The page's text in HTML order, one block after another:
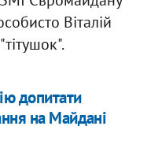
Віталій
допитати
на Майдані